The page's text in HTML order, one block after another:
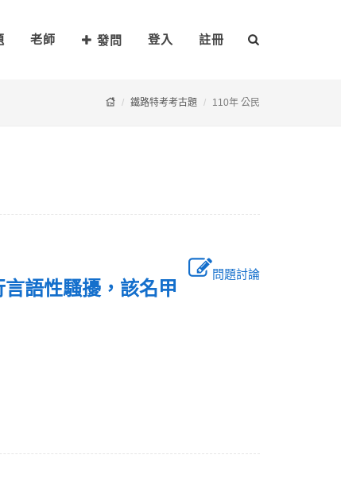
老師 發問 登入 註冊
鐵路特考考古題 110年 公民
問題討論
語性騷擾，該名甲